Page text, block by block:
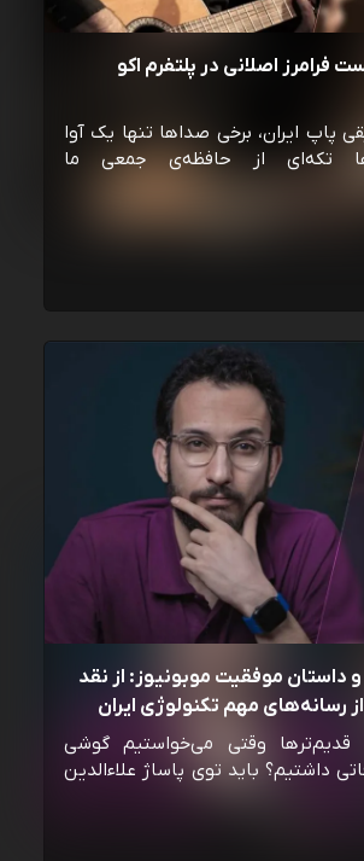
فرامرز اصلانی در پلتفرم اکو
پاپ ایران، برخی صداها تنها یک آوا
تکه‌ای از حافظه‌ی جمعی ما
موفقیت موبونیوز: از نقد
رسانه‌‌های مهم تکنولوژی ایران
وقتی می‌خواستیم گوشی
داشتیم؟ باید توی پاساژ علاءالدین